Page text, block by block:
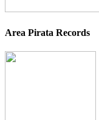
Area Pirata Records